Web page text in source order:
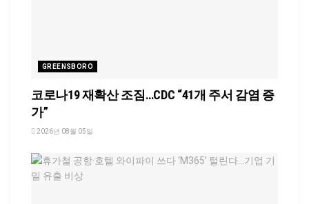
GREENSBORO
코로나19 재확산 조짐…CDC “41개 주서 감염 증
가”
2026년 08월 05일